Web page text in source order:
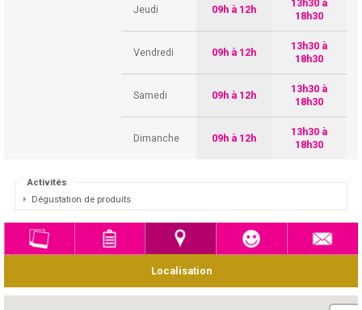
Jeudi 09h à 12h
13h30 à
18h30
Vendredi 09h à 12h
13h30 à
18h30
Samedi 09h à 12h
13h30 à
18h30
Dimanche 09h à 12h
13h30 à
18h30
Activités
Dégustation de produits
Localisation